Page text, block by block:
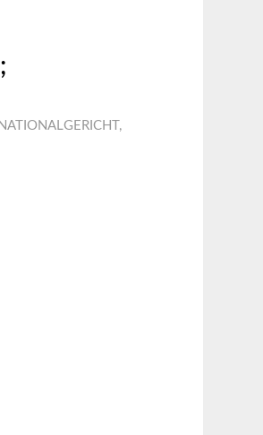
NATIONALGERICHT ,